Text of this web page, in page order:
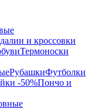
и кроссовки
Термоноски
РубашкиФутболки
-50%Пончо и